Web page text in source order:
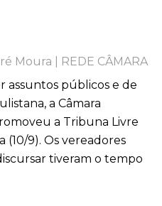
Moura | REDE CÂMARA
assuntos públicos e de
a Câmara
a Tribuna Livre
9). Os vereadores
tiveram o tempo